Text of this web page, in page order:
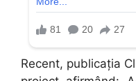
Recent, publicația